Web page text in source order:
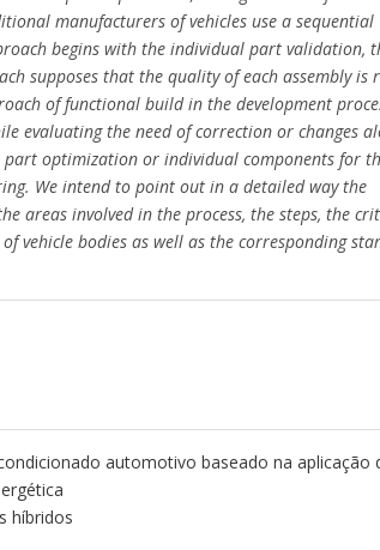
manufacturers of vehicles use a sequential
begins with the individual part validation,
supposes that the quality of each assembly is
of functional build in the development
evaluating the need of correction or changes
part optimization or individual components for
We intend to point out in a detailed way the
areas involved in the process, the steps, the
vehicle bodies as well as the corresponding
automotivo baseado na aplicação
híbridos